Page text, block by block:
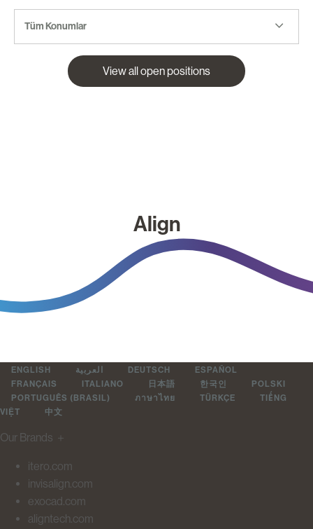
Tüm Konumlar
View all open positions
Align
ENGLISH العربية DEUTSCH
ESPAÑOL
FRANÇAIS
ITALIANO 日本語 한국인
POLSKI
PORTUGUÊS (BRASIL)
ภาษาไทย TÜRKÇE
TIẾNG
VIỆT
中文
Our Brands ＋
itero.com
invisalign.com
exocad.com
aligntech.com